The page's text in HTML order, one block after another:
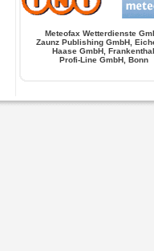
Meteofax Wetterdienste
Zaunz Publishing GmbH,
Haase GmbH, Frankenthal
Profi-Line GmbH, Bonn